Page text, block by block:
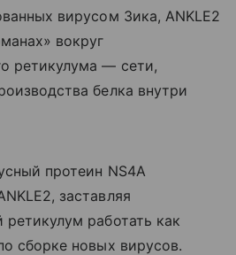
вирусом Зика, ANKLE2
вокруг
ретикулума — сети,
белка внутри
протеин NS4A
заставляя
ретикулум работать как
сборке новых вирусов.